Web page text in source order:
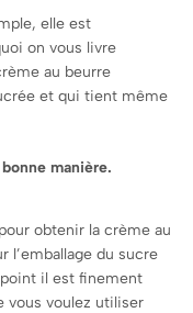
elle est
on vous livre
au beurre
et qui tient même
manière.
obtenir la crème au
l’emballage du sucre
il est finement
vous voulez utiliser